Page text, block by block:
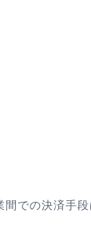
間での決済手